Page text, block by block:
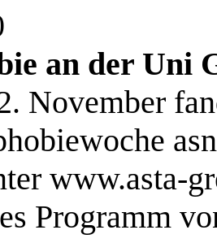
an der Uni
November
www.asta-
Programm